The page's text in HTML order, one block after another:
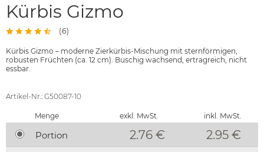
Kürbis Gizmo
(6)
Kürbis Gizmo – moderne Zierkürbis-Mischung mit sternförmigen,
robusten Früchten (ca. 12 cm). Buschig wachsend, ertragreich, nicht
essbar.
Artikel-Nr.: G50087-10
Menge exkl. MwSt. inkl. MwSt.
Portion 2.76 € 2.95 €